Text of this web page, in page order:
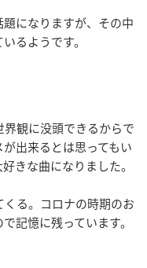
になりますが、その中
るようです。
界観に没頭できるからで
出来るとは思ってもい
きな曲になりました。
くる。コロナの時期のお
記憶に残っています。